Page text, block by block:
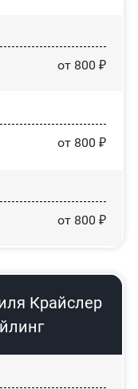
от 800 ₽
от 800 ₽
от 800 ₽
Крайслер